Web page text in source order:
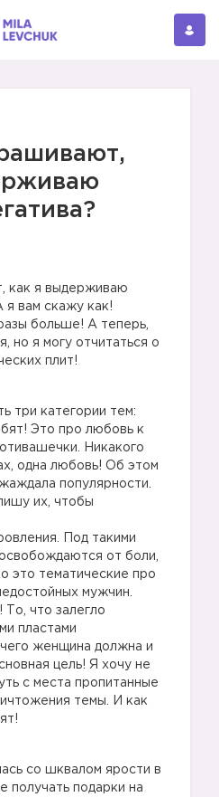
как я выдерживаю
я вам скажу как!
больше! А теперь,
но я могу отчитаться о
плит!
три категории тем:
Это про любовь к
Никакого
одна любовь! Об этом
популярности.
их, чтобы
Под такими
от боли,
это тематические про
мужчин.
То, что залегло
пластами
женщина должна и
цель! Я хочу не
с места пропитанные
темы. И как
со шквалом ярости в
получать подарки на